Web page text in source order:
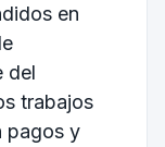
en
del
trabajos
pagos y